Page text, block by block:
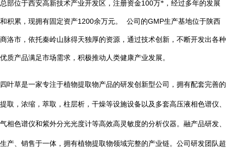
总部位于西安高新技术产业开发区，注册资金100万*，经过多年的发展
和积累，现拥有固定资产1200余万元。 公司的GMP生产基地位于陕西
商洛市，依托秦岭山脉得天独厚的资源，通过技术创新，不断开发出各种
优质产品满足市场需求，积极推动人类健康产业发展。
四叶草是一家专注于植物提取物产品的研发创新型公司，拥有配套完善的
提取，浓缩，萃取，柱层析，干燥等设施设备以及多套高压液相色谱仪、
气相色谱仪和紫外分光光度计等高效高灵敏度的分析仪器。融产品研发、
生产、销售于一体，拥有植物提取物领域完整的产业链。公司研发团队超